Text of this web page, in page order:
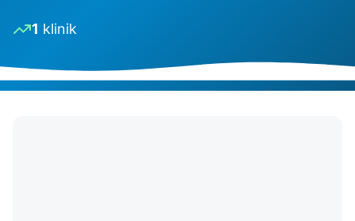
1 klinik